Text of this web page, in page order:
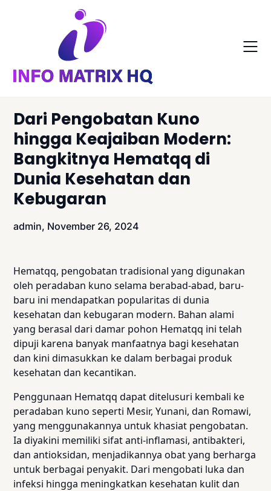
Dari Pengobatan Kuno
hingga Keajaiban Modern:
Bangkitnya Hematqq di
Dunia Kesehatan dan
Kebugaran
admin, November 26, 2024
Hematqq, pengobatan tradisional yang digunakan
oleh peradaban kuno selama berabad-abad, baru-
baru ini mendapatkan popularitas di dunia
kesehatan dan kebugaran modern. Bahan alami
yang berasal dari damar pohon Hematqq ini telah
dipuji karena banyak manfaatnya bagi kesehatan
dan kini dimasukkan ke dalam berbagai produk
kesehatan dan kecantikan.
Penggunaan Hematqq dapat ditelusuri kembali ke
peradaban kuno seperti Mesir, Yunani, dan Romawi,
yang menggunakannya untuk khasiat pengobatan.
Ia diyakini memiliki sifat anti-inflamasi, antibakteri,
dan antioksidan, menjadikannya obat yang berharga
untuk berbagai penyakit. Dari mengobati luka dan
infeksi hingga meningkatkan kesehatan kulit dan